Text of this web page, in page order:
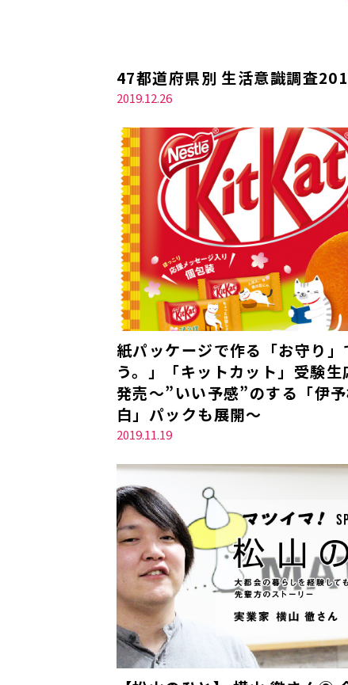
47都道府県別 生活意識調査
2019.12.26
紙パッケージで作る「お守り
う。」「キットカット」受験
発売～”いい予感”のする「伊
白」パックも展開～
2019.11.19